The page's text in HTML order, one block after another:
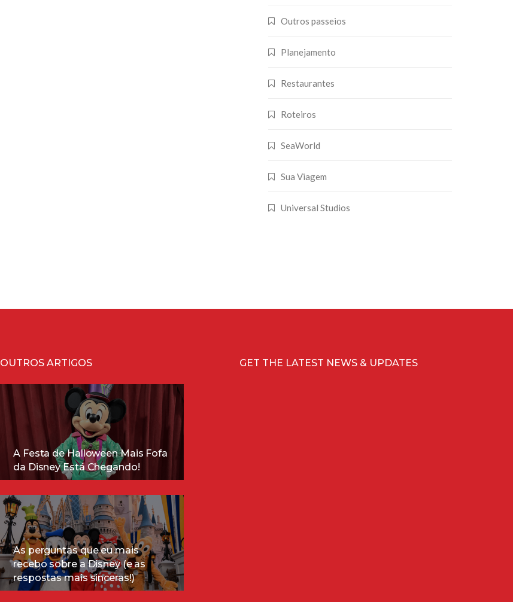
Outros passeios
Planejamento
Restaurantes
Roteiros
SeaWorld
Sua Viagem
Universal Studios
OUTROS ARTIGOS
A Festa de Halloween Mais Fofa
da Disney Está Chegando!
As perguntas que eu mais
recebo sobre a Disney (e as
respostas mais sinceras!)
GET THE LATEST NEWS & UPDATES